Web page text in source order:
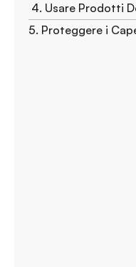
4. Usare Prodotti
5. Proteggere i